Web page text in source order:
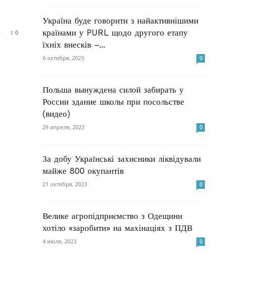
0
Україна буде говорити з найактивнішими
країнами у PURL щодо другого етапу
їхніх внесків –...
6 октября, 2025 0
Польша вынуждена силой забирать у
России здание школы при посольстве
(видео)
29 апреля, 2023 0
За добу Українські захисники ліквідували
майже 800 окупантів
21 октября, 2023 0
Велике агропідприємство з Одещини
хотіло «заробити» на махінаціях з ПДВ
4 июля, 2023 0